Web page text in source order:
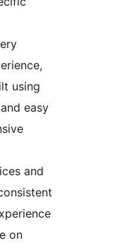
using
easy
and
on